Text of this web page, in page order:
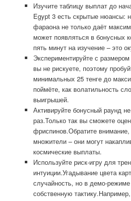
Изучите таблицу выплат до
Egypt 3 есть скрытые нюансы:
фараона не только даёт
может появляться в бонусных
пять минут на изучение – это
Экспериментируйте с
вы не рискуете, поэтому
минимальных 25 тенге до
поймёте, как волатильность
выигрышей.
Активируйте бонусный раунд
раз.Только так вы сможете
фриспинов.Обратите внимание,
множители – они могут
космические выплаты.
Используйте риск-игру для
интуиции.Угадывание цвета
случайность, но в демо-
собственную